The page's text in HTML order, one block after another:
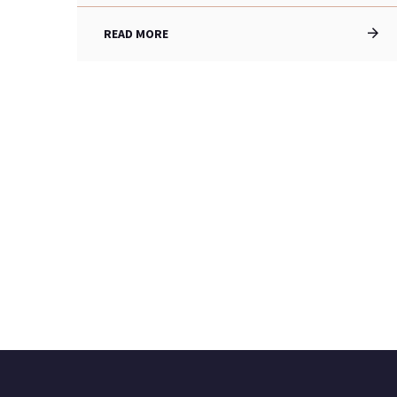
READ MORE